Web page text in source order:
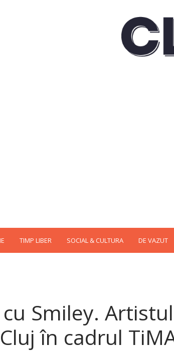
TIMP LIBER SOCIAL & CULTURA DE VAZUT
cu Smiley.
în cadrul